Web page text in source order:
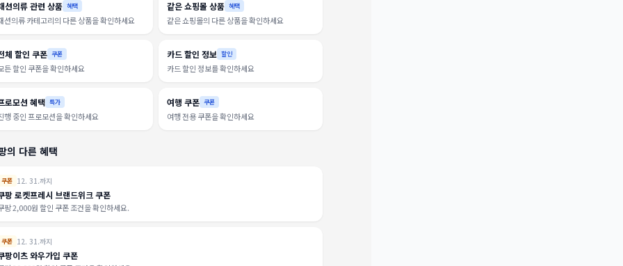
션의류 관련 상품 혜택
션의류 카테고리의 다른 상품을 확인하세요
같은 쇼핑몰 상품 혜택
같은 쇼핑몰의 다른 상품을 확인하세요
체 할인 쿠폰 쿠폰
든 할인 쿠폰을 확인하세요
카드 할인 정보 할인
카드 할인 정보를 확인하세요
로모션 혜택 특가
행 중인 프로모션을 확인하세요
여행 쿠폰 쿠폰
여행 전용 쿠폰을 확인하세요
의 다른 혜택
쿠폰 12. 31.까지
팡 로켓프레시 브랜드위크 쿠폰
팡 2,000원 할인 쿠폰 조건을 확인하세요.
쿠폰 12. 31.까지
팡이츠 와우가입 쿠폰